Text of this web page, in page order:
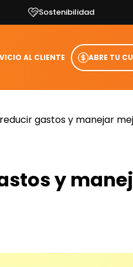
Sostenibilidad
AL CLIENTE ABRE TU
gastos y manejar
y